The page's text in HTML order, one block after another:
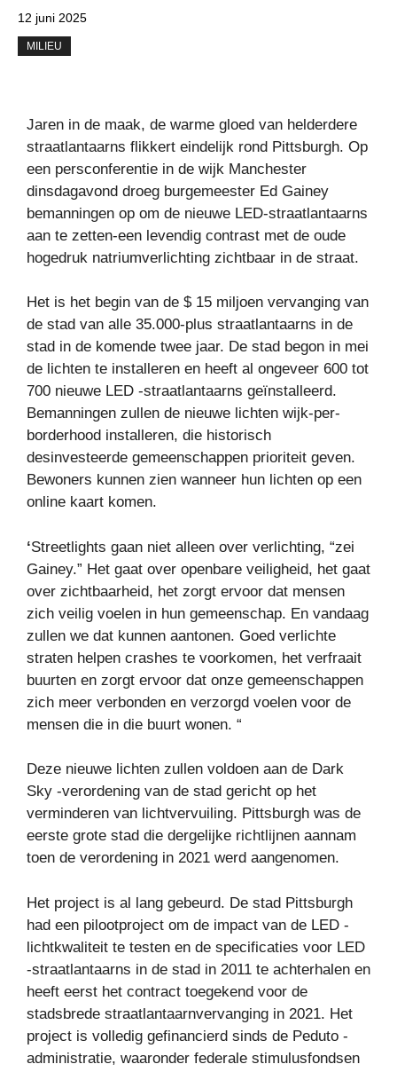
12 juni 2025
MILIEU
Jaren in de maak, de warme gloed van helderdere
straatlantaarns flikkert eindelijk rond Pittsburgh. Op
een persconferentie in de wijk Manchester
dinsdagavond droeg burgemeester Ed Gainey
bemanningen op om de nieuwe LED-straatlantaarns
aan te zetten-een levendig contrast met de oude
hogedruk natriumverlichting zichtbaar in de straat.
Het is het begin van de $ 15 miljoen vervanging van
de stad van alle 35.000-plus straatlantaarns in de
stad in de komende twee jaar. De stad begon in mei
de lichten te installeren en heeft al ongeveer 600 tot
700 nieuwe LED -straatlantaarns geïnstalleerd.
Bemanningen zullen de nieuwe lichten wijk-per-
borderhood installeren, die historisch
desinvesteerde gemeenschappen prioriteit geven.
Bewoners kunnen zien wanneer hun lichten op een
online kaart komen.
‘Streetlights gaan niet alleen over verlichting, “zei
Gainey.” Het gaat over openbare veiligheid, het gaat
over zichtbaarheid, het zorgt ervoor dat mensen
zich veilig voelen in hun gemeenschap. En vandaag
zullen we dat kunnen aantonen. Goed verlichte
straten helpen crashes te voorkomen, het verfraait
buurten en zorgt ervoor dat onze gemeenschappen
zich meer verbonden en verzorgd voelen voor de
mensen die in die buurt wonen. “
Deze nieuwe lichten zullen voldoen aan de Dark
Sky -verordening van de stad gericht op het
verminderen van lichtvervuiling. Pittsburgh was de
eerste grote stad die dergelijke richtlijnen aannam
toen de verordening in 2021 werd aangenomen.
Het project is al lang gebeurd. De stad Pittsburgh
had een pilootproject om de impact van de LED -
lichtkwaliteit te testen en de specificaties voor LED
-straatlantaarns in de stad in 2011 te achterhalen en
heeft eerst het contract toegekend voor de
stadsbrede straatlantaarnvervanging in 2021. Het
project is volledig gefinancierd sinds de Peduto -
administratie, waaronder federale stimulusfondsen